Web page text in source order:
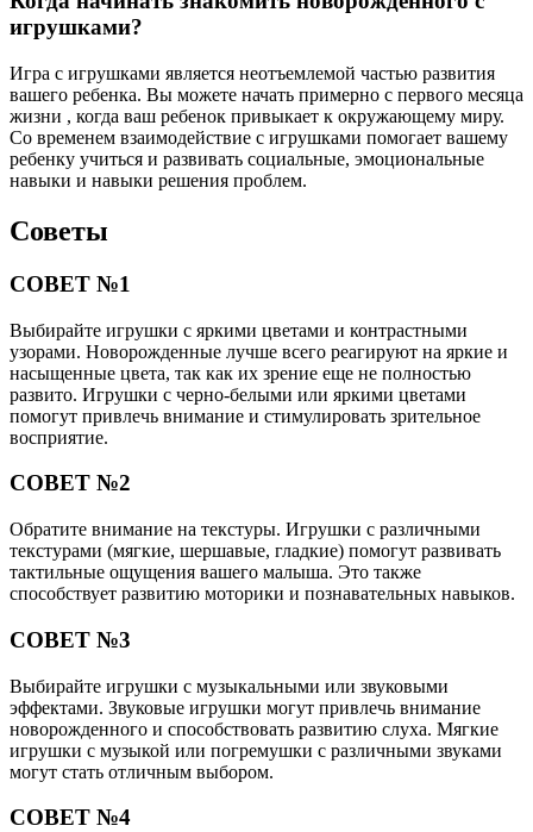
игрушками?
Игра с игрушками является неотъемлемой частью развития
вашего ребенка. Вы можете начать примерно с первого месяца
жизни , когда ваш ребенок привыкает к окружающему миру.
Со временем взаимодействие с игрушками помогает вашему
ребенку учиться и развивать социальные, эмоциональные
навыки и навыки решения проблем.
Советы
СОВЕТ №1
Выбирайте игрушки с яркими цветами и контрастными
узорами. Новорожденные лучше всего реагируют на яркие и
насыщенные цвета, так как их зрение еще не полностью
развито. Игрушки с черно-белыми или яркими цветами
помогут привлечь внимание и стимулировать зрительное
восприятие.
СОВЕТ №2
Обратите внимание на текстуры. Игрушки с различными
текстурами (мягкие, шершавые, гладкие) помогут развивать
тактильные ощущения вашего малыша. Это также
способствует развитию моторики и познавательных навыков.
СОВЕТ №3
Выбирайте игрушки с музыкальными или звуковыми
эффектами. Звуковые игрушки могут привлечь внимание
новорожденного и способствовать развитию слуха. Мягкие
игрушки с музыкой или погремушки с различными звуками
могут стать отличным выбором.
СОВЕТ №4